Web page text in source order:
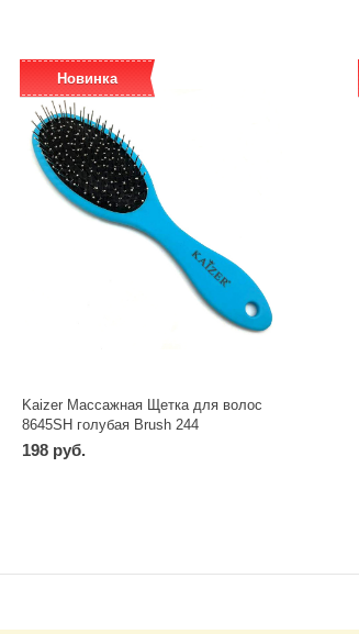
Новинка
Kaizer Массажная Щетка для волос
8645SH голубая Brush 244
198 руб.